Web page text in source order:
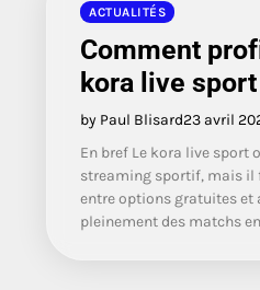
ACTUALITÉS
Comment
kora live
by Paul Blisard23 avril
En bref Le kora live sport
streaming sportif, mais il
entre options gratuites et
pleinement des matchs